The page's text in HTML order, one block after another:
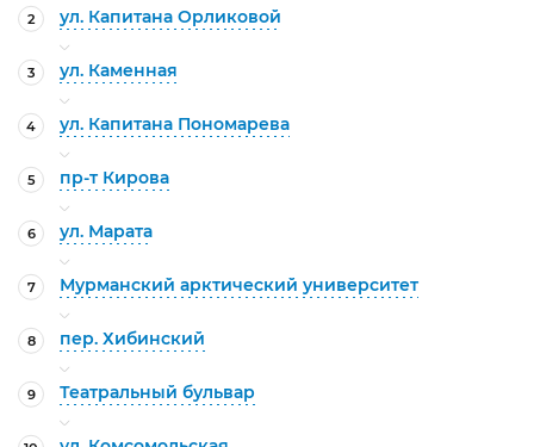
2 ул. Капитана Орликовой
3 ул. Каменная
4 ул. Капитана Пономарева
5 пр-т Кирова
6 ул. Марата
7 Мурманский арктический университет
8 пер. Хибинский
9 Театральный бульвар